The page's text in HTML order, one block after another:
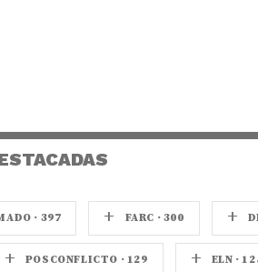
· 397 + FARC · 300 +
+ POSCONFLICTO · 129 + ELN ·